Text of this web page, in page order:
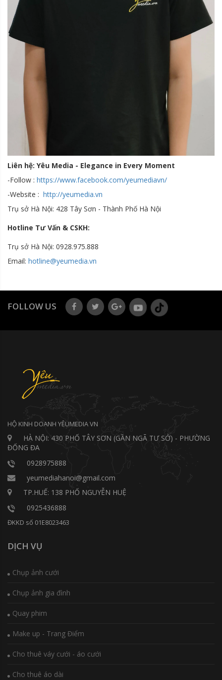
Liên hệ: Yêu Media - Elegance in Every Moment
-Follow : https://www.facebook.com/yeumediavn/
-Website : http://yeumedia.vn
Trụ sở Hà Nội: 428 Tây Sơn - Thành Phố Hà Nội
Hotline Tư Vấn & CSKH:
Trụ sở Hà Nội: 0928.975.888
Email: hotline@yeumedia.vn
FOLLOW US
HỘ KINH DOANH YÊUMEDIA VN
HÀ NỘI: 430 PHỐ TÂY SƠN (GẦN NGÃ TƯ SỞ) - PHƯỜNG
ĐỐNG ĐA
0928975888
yeumediahanoi@gmail.com
TP.HUẾ: 138 PHỐ NGUYỄN HUỆ
0925436888
ĐKKD số 01E8023463
DỊCH VỤ
Chụp ảnh cưới
Chụp ảnh gia đình
Quay phim
Make up - Trang Điểm
Cho thuê váy cưới - áo cưới
Cho thuê áo dài